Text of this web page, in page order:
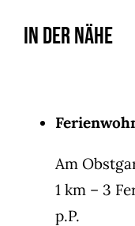
in der Nähe
Am
1 km – 3
p.P.